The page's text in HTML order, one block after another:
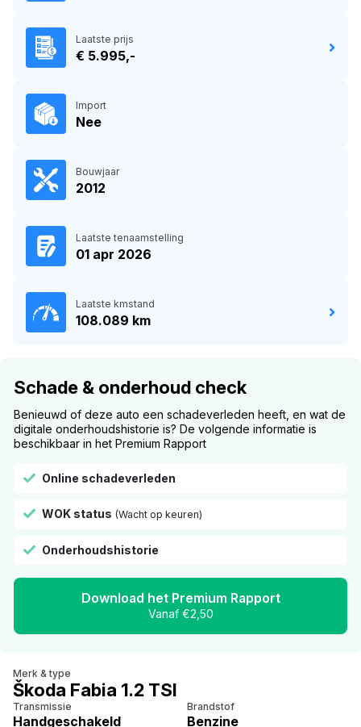
Laatste prijs
€ 5.995,-
Import
Nee
Bouwjaar
2012
Laatste tenaamstelling
01 apr 2026
Laatste kmstand
108.089 km
Schade & onderhoud check
Benieuwd of deze auto een schadeverleden heeft, en wat de
digitale onderhoudshistorie is? De volgende informatie is
beschikbaar in het Premium Rapport
Online schadeverleden
WOK status (Wacht op keuren)
Onderhoudshistorie
Download het Premium Rapport
Vanaf €2,50
Merk & type
Škoda Fabia 1.2 TSI
Transmissie
Handgeschakeld
Brandstof
Benzine